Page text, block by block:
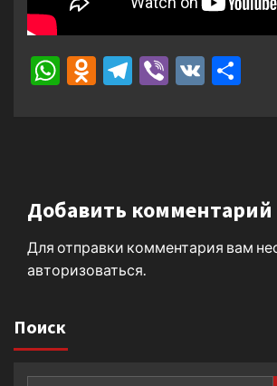
WhatsApp
Odnoklassniki
Telegram
Viber
VK
Добавить комментарий
Для отправки комментария вам
авторизоваться
Поиск